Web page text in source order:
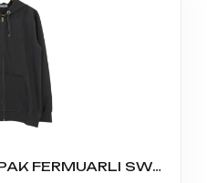
1002 ERKEK 2İP KOMPAK FERMUARLI SWEAT